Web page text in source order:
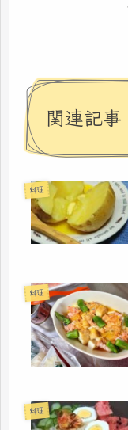
関連記事
料理
料理
料理